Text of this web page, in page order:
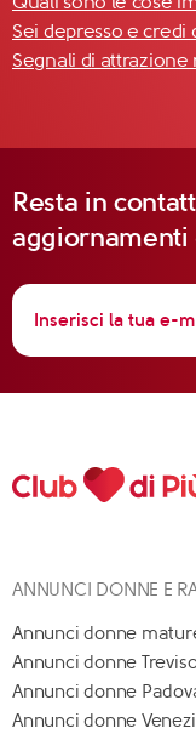
Sei depresso e
Segnali di attrazione
Resta in
aggiornamenti
ANNUNCI DONNE E
Annunci donne
Annunci donne
Annunci donne
Annunci donne